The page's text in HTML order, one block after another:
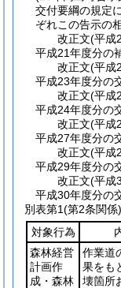
交付要綱の規定
ぞれこの告示の
改正文(平成
平成21年度分の
改正文(平成
平成23年度分の
改正文(平成
平成24年度分の
改正文(平成
平成27年度分の
改正文(平成
平成29年度分の
改正文(平成
平成30年度分の
別表第1(第2条関係)
対象行為
森林経営
計画作
成・森林
作業道
果をも
壊箇所